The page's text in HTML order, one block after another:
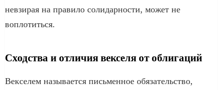
невзирая на правило солидарности, может не
воплотиться.
Сходства и отличия векселя от облигаций
Векселем называется письменное обязательство,